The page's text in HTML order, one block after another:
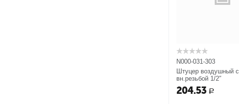
N000-031-303
Штуцер воздушный с
вн.резьбой 1/2″
204.53 Р